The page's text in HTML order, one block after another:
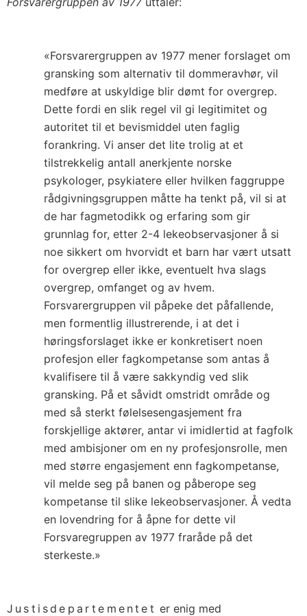
«Forsvarergruppen av 1977 mener forslaget om
gransking som alternativ til dommeravhør, vil
medføre at uskyldige blir dømt for overgrep.
Dette fordi en slik regel vil gi legitimitet og
autoritet til et bevismiddel uten faglig
forankring. Vi anser det lite trolig at et
tilstrekkelig antall anerkjente norske
psykologer, psykiatere eller hvilken faggruppe
rådgivningsgruppen måtte ha tenkt på, vil si at
de har fagmetodikk og erfaring som gir
grunnlag for, etter 2-4 lekeobservasjoner å si
noe sikkert om hvorvidt et barn har vært utsatt
for overgrep eller ikke, eventuelt hva slags
overgrep, omfanget og av hvem.
Forsvarergruppen vil påpeke det påfallende,
men formentlig illustrerende, i at det i
høringsforslaget ikke er konkretisert noen
profesjon eller fagkompetanse som antas å
kvalifisere til å være sakkyndig ved slik
gransking. På et såvidt omstridt område og
med så sterkt følelsesengasjement fra
forskjellige aktører, antar vi imidlertid at fagfolk
med ambisjoner om en ny profesjonsrolle, men
med større engasjement enn fagkompetanse,
vil melde seg på banen og påberope seg
kompetanse til slike lekeobservasjoner. Å vedta
en lovendring for å åpne for dette vil
Forsvaregruppen av 1977 fraråde på det
sterkeste.»
Justisdepartementet er enig med